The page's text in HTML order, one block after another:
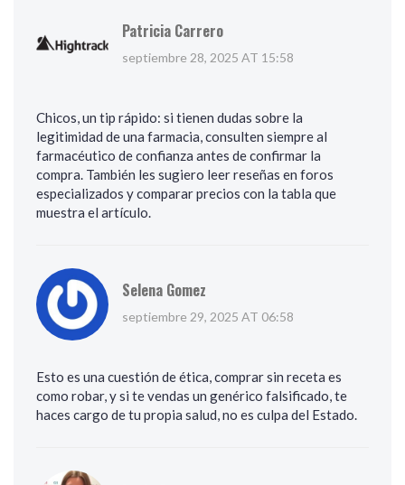
Patricia Carrero
septiembre 28, 2025 AT 15:58
Chicos, un tip rápido: si tienen dudas sobre la
legitimidad de una farmacia, consulten siempre al
farmacéutico de confianza antes de confirmar la
compra. También les sugiero leer reseñas en foros
especializados y comparar precios con la tabla que
muestra el artículo.
Selena Gomez
septiembre 29, 2025 AT 06:58
Esto es una cuestión de ética, comprar sin receta es
como robar, y si te vendas un genérico falsificado, te
haces cargo de tu propia salud, no es culpa del Estado.